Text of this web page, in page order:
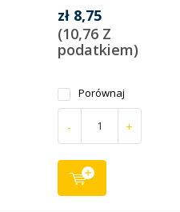
zł 8,75
(10,76 Z
podatkiem)
Porównaj
- +